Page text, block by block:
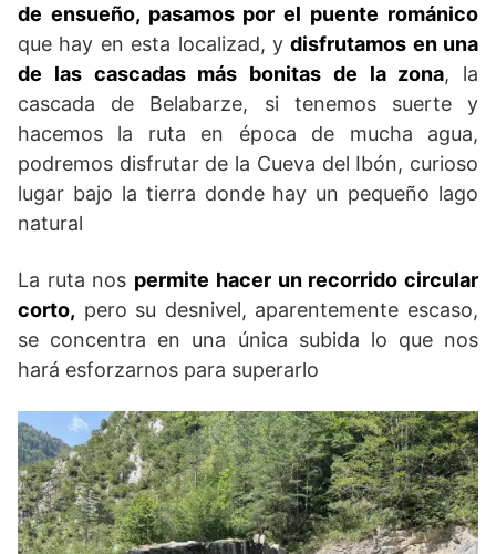
de ensueño, pasamos por el puente románico
que hay en esta localizad, ydisfrutamos en una
de las cascadas más bonitas de la zona, la
cascada de Belabarze, si tenemos suerte y
hacemos la ruta en época de mucha agua,
podremos disfrutar de la Cueva del Ibón, curioso
lugar bajo la tierra donde hay un pequeño lago
natural
La ruta nos permite hacer un recorrido circular
corto, pero su desnivel, aparentemente escaso,
se concentra en una única subida lo que nos
hará esforzarnos para superarlo